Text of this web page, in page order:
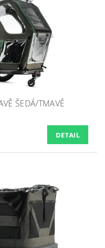
ŠEDÁ/TMAVĚ
DETAIL